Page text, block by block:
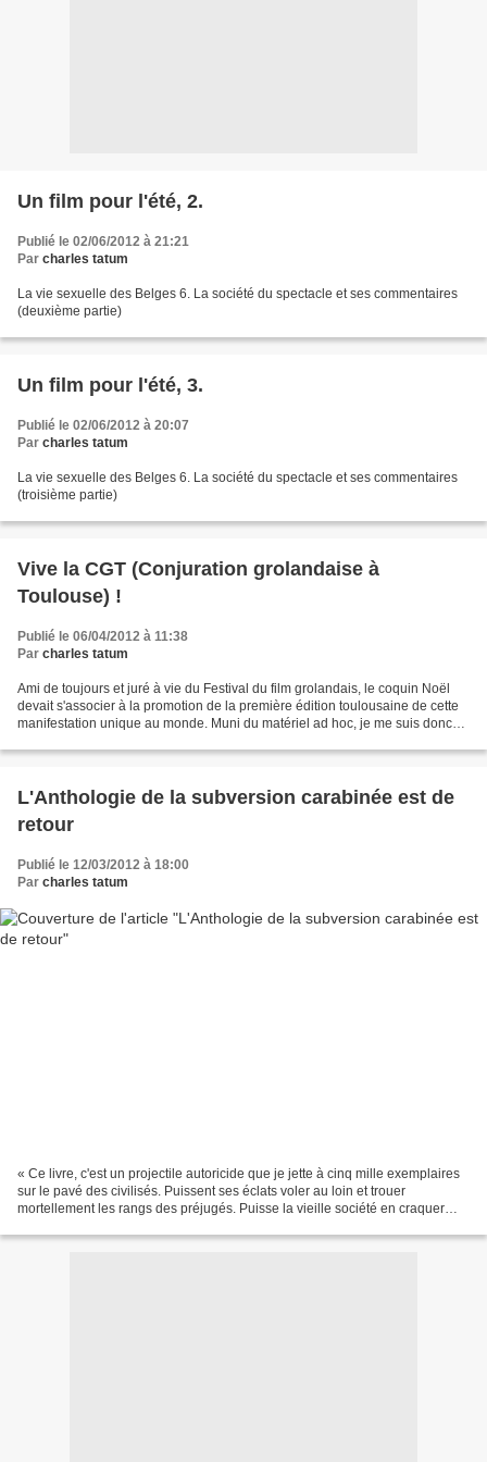
Un film pour l'été, 2.
Publié le 02/06/2012 à 21:21
Par charles tatum
La vie sexuelle des Belges 6. La société du spectacle et ses commentaires
(deuxième partie)
Un film pour l'été, 3.
Publié le 02/06/2012 à 20:07
Par charles tatum
La vie sexuelle des Belges 6. La société du spectacle et ses commentaires
(troisième partie)
Vive la CGT (Conjuration grolandaise à
Toulouse) !
Publié le 06/04/2012 à 11:38
Par charles tatum
Ami de toujours et juré à vie du Festival du film grolandais, le coquin Noël
devait s'associer à la promotion de la première édition toulousaine de cette
manifestation unique au monde. Muni du matériel ad hoc, je me suis donc
L'Anthologie de la subversion carabinée est de
retour
Publié le 12/03/2012 à 18:00
Par charles tatum
« Ce livre, c'est un projectile autoricide que je jette à cinq mille exemplaires
sur le pavé des civilisés. Puissent ses éclats voler au loin et trouer
mortellement les rangs des préjugés. Puisse la vieille société en craquer